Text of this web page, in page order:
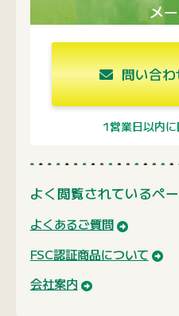
メ
問い合わ
1営業日以内
よく閲覧されているペ
よくあるご質問
FSC認証商品について
会社案内